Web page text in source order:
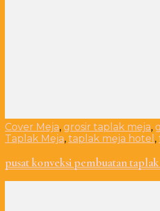
Cover Meja, grosir taplak meja,
Taplak Meja, taplak meja hotel ,
pusat konveksi pembuatan